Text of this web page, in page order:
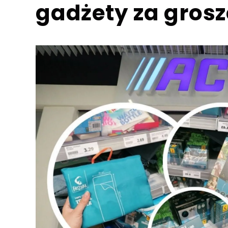
gadżety za